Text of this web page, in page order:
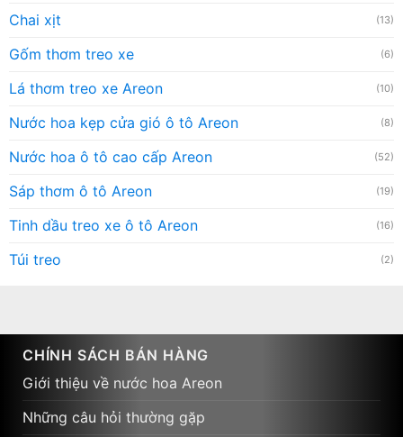
Chai xịt (13)
Gốm thơm treo xe (6)
Lá thơm treo xe Areon (10)
Nước hoa kẹp cửa gió ô tô Areon (8)
Nước hoa ô tô cao cấp Areon (52)
Sáp thơm ô tô Areon (19)
Tinh dầu treo xe ô tô Areon (16)
Túi treo (2)
CHÍNH SÁCH BÁN HÀNG
Giới thiệu về nước hoa Areon
Những câu hỏi thường gặp